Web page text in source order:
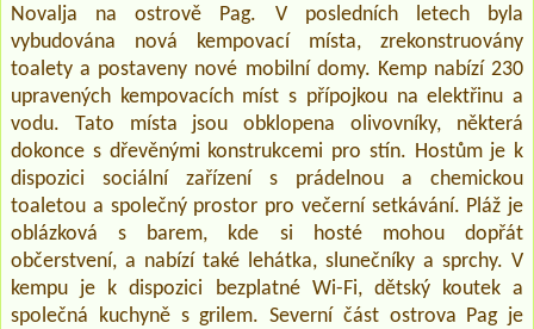
Novalja na ostrově Pag. V posledních letech byla
vybudována nová kempovací místa, zrekonstruovány
toalety a postaveny nové mobilní domy. Kemp nabízí 230
upravených kempovacích míst s přípojkou na elektřinu a
vodu. Tato místa jsou obklopena olivovníky, některá
dokonce s dřevěnými konstrukcemi pro stín. Hostům je k
dispozici sociální zařízení s prádelnou a chemickou
toaletou a společný prostor pro večerní setkávání. Pláž je
oblázková s barem, kde si hosté mohou dopřát
občerstvení, a nabízí také lehátka, slunečníky a sprchy. V
kempu je k dispozici bezplatné Wi-Fi, dětský koutek a
společná kuchyně s grilem. Severní část ostrova Pag je